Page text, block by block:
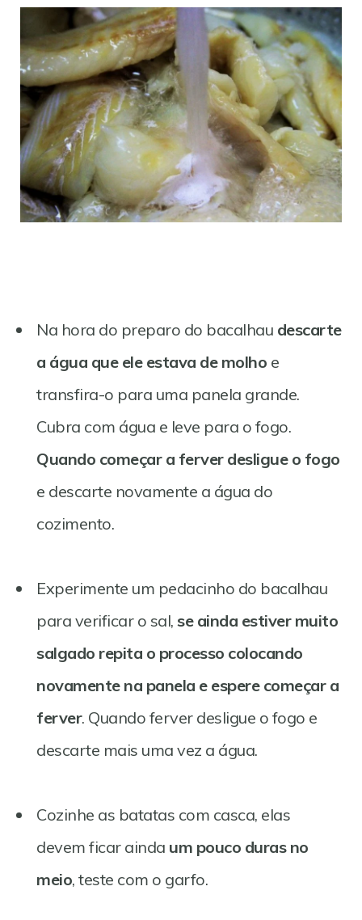
Na hora do preparo do bacalhau descarte
a água que ele estava de molho e
transfira-o para uma panela grande.
Cubra com água e leve para o fogo.
Quando começar a ferver desligue o fogo
e descarte novamente a água do
cozimento.
Experimente um pedacinho do bacalhau
para verificar o sal, se ainda estiver muito
salgado repita o processo colocando
novamente na panela e espere começar a
ferver. Quando ferver desligue o fogo e
descarte mais uma vez a água.
Cozinhe as batatas com casca, elas
devem ficar ainda um pouco duras no
meio, teste com o garfo.